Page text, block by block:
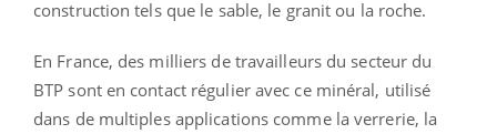
construction tels que le sable, le granit ou la roche.
En France, des milliers de travailleurs du secteur du
BTP sont en contact régulier avec ce minéral, utilisé
dans de multiples applications comme la verrerie, la